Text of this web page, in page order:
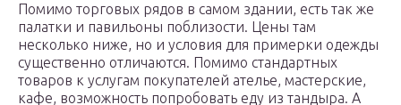
Помимо торговых рядов в самом здании, есть так же
палатки и павильоны поблизости. Цены там
несколько ниже, но и условия для примерки одежды
существенно отличаются. Помимо стандартных
товаров к услугам покупателей ателье, мастерские,
кафе, возможность попробовать еду из тандыра. А